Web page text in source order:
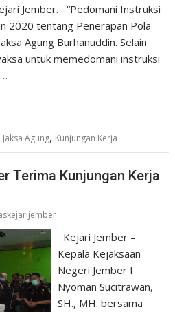
Jember. “Pedomani Instruksi
2020 tentang Penerapan Pola
Agung Burhanuddin. Selain
untuk memedomani instruksi
Jaksa Agung, Kunjungan Kerja
Terima Kunjungan Kerja
Kejari Jember –
Kepala Kejaksaan
Negeri Jember I
Nyoman Sucitrawan,
SH., MH. bersama